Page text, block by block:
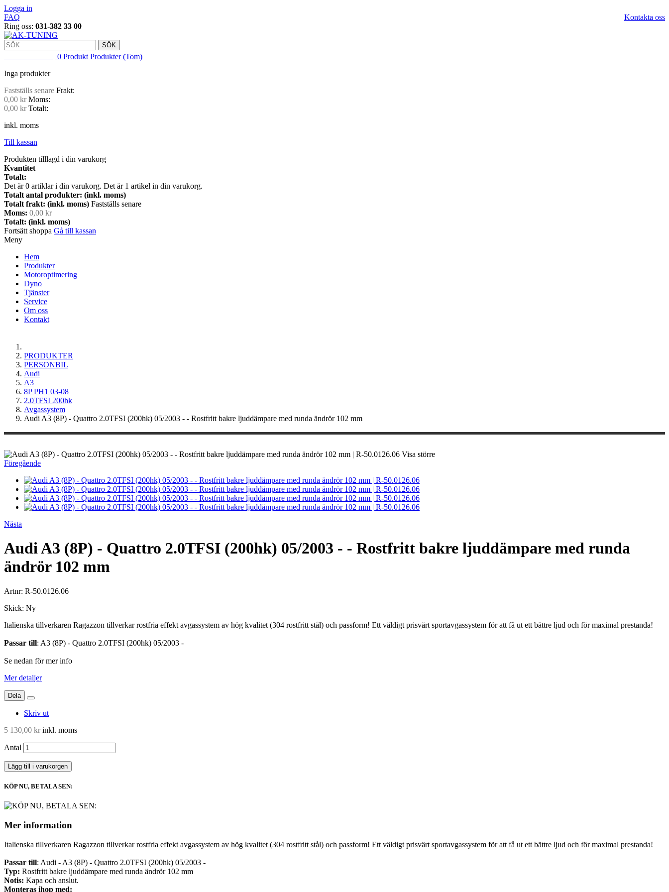
Logga in
Kontakta oss
FAQ
Ring oss: 031-382 33 00
SÖK
0 Produkt Produkter (Tom)
Inga produkter
Fastställs senare Frakt:
0,00 kr Moms:
0,00 kr Totalt:
inkl. moms
Till kassan
Produkten tilllagd i din varukorg
Kvantitet
Totalt:
Det är0 artiklar i din varukorg. Det är 1 artikel in din varukorg.
Totalt antal produkter: (inkl. moms)
Totalt frakt: (inkl. moms) Fastställs senare
Moms: 0,00 kr
Totalt: (inkl. moms)
Fortsätt shoppa Gå till kassan
Meny
Hem
Produkter
Motoroptimering
Dyno
Tjänster
Service
Om oss
Kontakt
PRODUKTER
PERSONBIL
Audi
A3
8P PH1 03-08
2.0TFSI 200hk
Avgassystem
Audi A3 (8P) - Quattro 2.0TFSI (200hk) 05/2003 - - Rostfritt bakre ljuddämpare med runda ändrör 102 mm
Visa större
Föregående
Nästa
Audi A3 (8P) - Quattro 2.0TFSI (200hk) 05/2003 - - Rostfritt bakre ljuddämpare med runda
ändrör 102 mm
Artnr: R-50.0126.06
Skick: Ny
Italienska tillverkaren Ragazzon tillverkar rostfria effekt avgassystem av hög kvalitet (304 rostfritt stål) och passform! Ett väldigt prisvärt sportavgassystem för att få ut ett bättre ljud och för maximal prestanda!
Passar till: A3 (8P) - Quattro 2.0TFSI (200hk) 05/2003 -
Se nedan för mer info
Mer detaljer
Dela
Skriv ut
5 130,00 krinkl. moms
Antal
Lägg till i varukorgen
KÖP NU, BETALA SEN:
Mer information
Italienska tillverkaren Ragazzon tillverkar rostfria effekt avgassystem av hög kvalitet (304 rostfritt stål) och passform! Ett väldigt prisvärt sportavgassystem för att få ut ett bättre ljud och för maximal prestanda!
Passar till: Audi - A3 (8P) - Quattro 2.0TFSI (200hk) 05/2003 -
Typ: Rostfritt bakre ljuddämpare med runda ändrör 102 mm
Notis: Kapa och anslut.
Monteras ihop med: